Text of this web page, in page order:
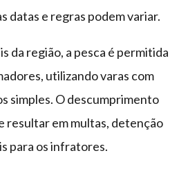
datas e regras podem variar.
da região, a pesca é permitida
utilizando varas com
simples. O descumprimento
resultar em multas, detenção
para os infratores.